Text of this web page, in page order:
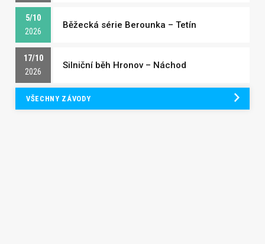
5/10
2026
Běžecká série Berounka – Tetín
17/10
2026
Silniční běh Hronov – Náchod
VŠECHNY ZÁVODY